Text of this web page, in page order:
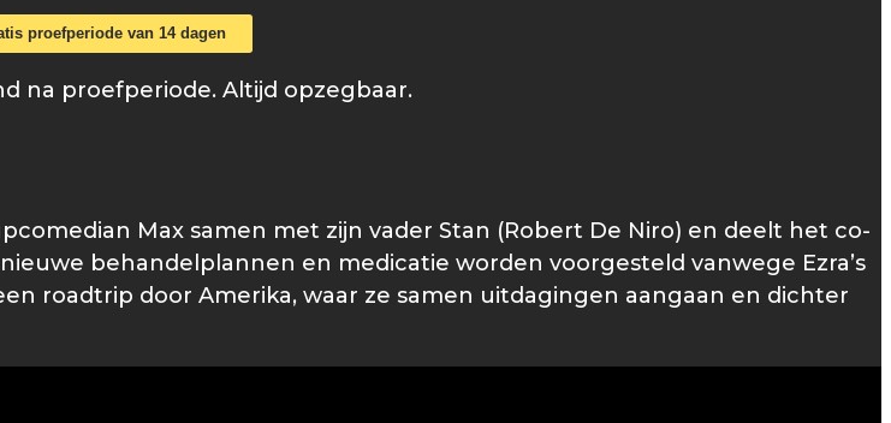
proefperiode van 14 dagen
na proefperiode. Altijd opzegbaar.
Max samen met zijn vader Stan (Robert De Niro) en deelt het co-
behandelplannen en medicatie worden voorgesteld vanwege Ezra’s
roadtrip door Amerika, waar ze samen uitdagingen aangaan en dichter